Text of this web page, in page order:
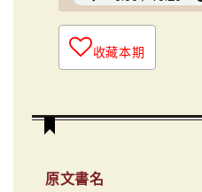
收藏本期
原文書名